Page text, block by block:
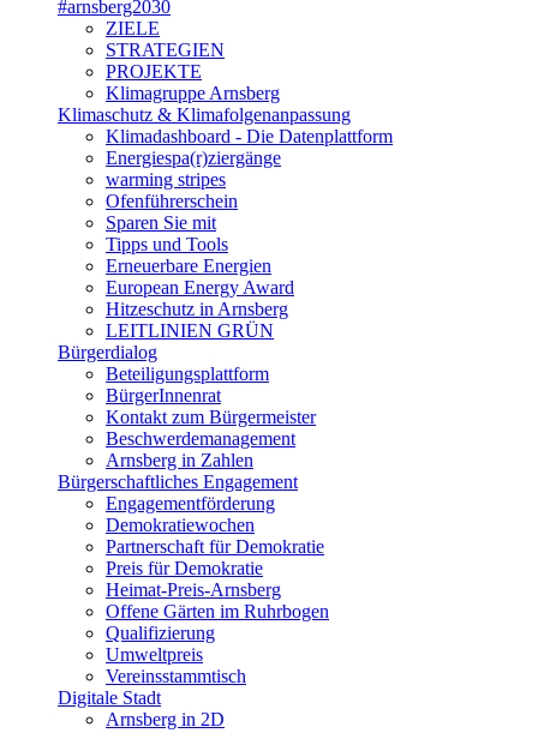
#arnsberg2030
ZIELE
STRATEGIEN
PROJEKTE
Klimagruppe Arnsberg
Klimaschutz & Klimafolgenanpassung
Klimadashboard - Die Datenplattform
Energiespa(r)ziergänge
warming stripes
Ofenführerschein
Sparen Sie mit
Tipps und Tools
Erneuerbare Energien
European Energy Award
Hitzeschutz in Arnsberg
LEITLINIEN GRÜN
Bürgerdialog
Beteiligungsplattform
BürgerInnenrat
Kontakt zum Bürgermeister
Beschwerdemanagement
Arnsberg in Zahlen
Bürgerschaftliches Engagement
Engagementförderung
Demokratiewochen
Partnerschaft für Demokratie
Preis für Demokratie
Heimat-Preis-Arnsberg
Offene Gärten im Ruhrbogen
Qualifizierung
Umweltpreis
Vereinsstammtisch
Digitale Stadt
Arnsberg in 2D